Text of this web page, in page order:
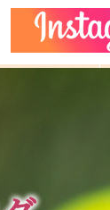
イベント